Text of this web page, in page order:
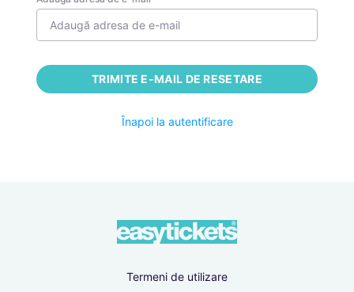
TRIMITE E-MAIL DE RESETARE
Înapoi la autentificare
Termeni de utilizare
Înregistrare cu Google
sau înregistrează-te cu e-mail